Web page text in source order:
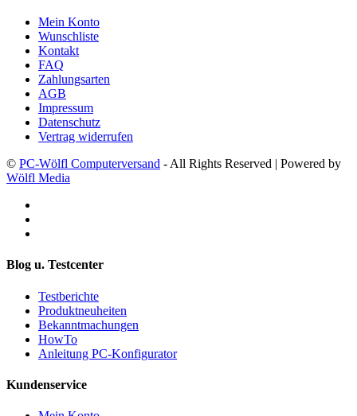
Mein Konto
Wunschliste
Kontakt
FAQ
Zahlungsarten
AGB
Impressum
Datenschutz
Vertrag widerrufen
© PC-Wölfl Computerversand - All Rights Reserved | Powered by
Wölfl Media
Blog u. Testcenter
Testberichte
Produktneuheiten
Bekanntmachungen
HowTo
Anleitung PC-Konfigurator
Kundenservice